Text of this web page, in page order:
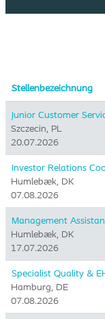
Stellenbezeichnung
Junior Customer
Szczecin, PL
20.07.2026
Investor Relations
Humlebæk, DK
07.08.2026
Management
Humlebæk, DK
17.07.2026
Specialist Quality &
Hamburg, DE
07.08.2026